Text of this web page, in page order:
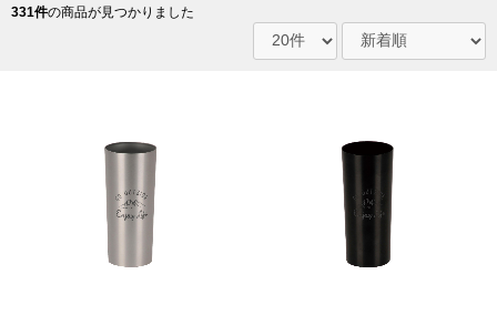
331件の商品が見つかりました